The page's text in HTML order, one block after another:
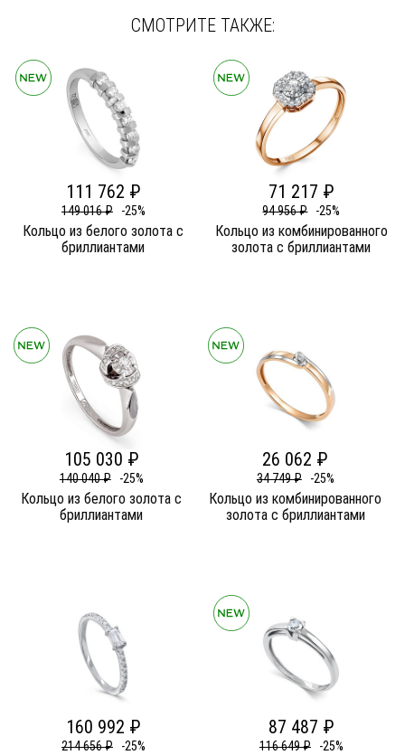
СМОТРИТЕ ТАКЖЕ:
111 762 ₽
149 016 ₽ -25%
Кольцо из белого золота c
бриллиантами
71 217 ₽
94 956 ₽ -25%
Кольцо из комбинированного
золота c бриллиантами
105 030 ₽
140 040 ₽ -25%
Кольцо из белого золота c
бриллиантами
26 062 ₽
34 749 ₽ -25%
Кольцо из комбинированного
золота c бриллиантами
160 992 ₽
214 656 ₽ -25%
87 487 ₽
116 649 ₽ -25%